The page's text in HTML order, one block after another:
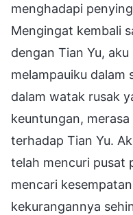
menghadapi
Mengingat kembali
dengan Tian Yu,
melampauiku dalam
dalam watak rusak
keuntungan,
terhadap Tian Yu.
telah mencuri pusat
mencari
kekurangannya